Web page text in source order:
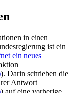
in einen
ist ein
ein neues
). Darin schrieben die
Antwort
) auf eine vorherige